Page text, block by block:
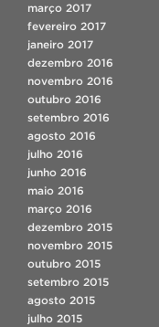
março 2017
fevereiro 2017
janeiro 2017
dezembro 2016
novembro 2016
outubro 2016
setembro 2016
agosto 2016
julho 2016
junho 2016
maio 2016
março 2016
dezembro 2015
novembro 2015
outubro 2015
setembro 2015
agosto 2015
julho 2015